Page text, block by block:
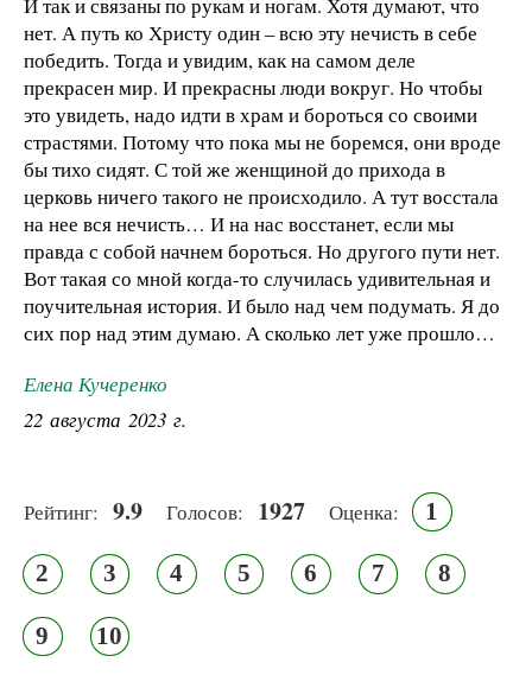
И так и связаны по рукам и ногам. Хотя думают, что
нет. А путь ко Христу один – всю эту нечисть в себе
победить. Тогда и увидим, как на самом деле
прекрасен мир. И прекрасны люди вокруг. Но чтобы
это увидеть, надо идти в храм и бороться со своими
страстями. Потому что пока мы не боремся, они вроде
бы тихо сидят. С той же женщиной до прихода в
церковь ничего такого не происходило. А тут восстала
на нее вся нечисть… И на нас восстанет, если мы
правда с собой начнем бороться. Но другого пути нет.
Вот такая со мной когда-то случилась удивительная и
поучительная история. И было над чем подумать. Я до
сих пор над этим думаю. А сколько лет уже прошло…
Елена Кучеренко
22 августа 2023 г.
Рейтинг: 9.9 Голосов: 1927 Оценка: 1
2 3 4 5 6 7 8
9 10